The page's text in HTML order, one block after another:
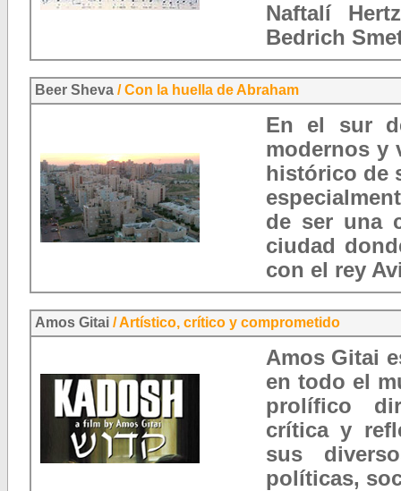
Naftalí
Bedrich
Beer Sheva / Con la huella de Abraham
En el sur
modernos y
histórico de
de ser una
ciudad
con el rey
Amos Gitai / Artístico, crítico y comprometido
Amos Gitai
en todo el
prolífico
crítica y
sus
políticas,